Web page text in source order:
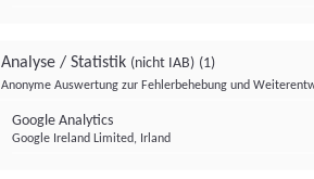
Analyse / Statistik (nicht IAB) (1)
Anonyme Auswertung zur Fehlerbehebung und
Google Analytics
Google Ireland Limited, Irland